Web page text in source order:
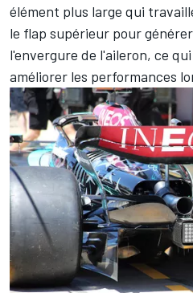
élément plus large qui
le flap supérieur pour
l'envergure de l'aileron, ce
améliorer les performances